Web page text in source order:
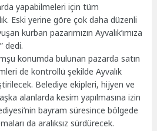
yapabilmeleri için tüm
Eski yerine göre çok daha düzenli
kurban pazarımızın Ayvalık’ımıza
dedi.
konumda bulunan pazarda satın
de kontrollü şekilde Ayvalık
Belediye ekipleri, hijyen ve
alanlarda kesim yapılmasına izin
bayram süresince bölgede
da aralıksız sürdürecek.